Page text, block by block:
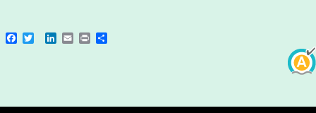
Facebook
TwitterLinkedIn
EmailPrint